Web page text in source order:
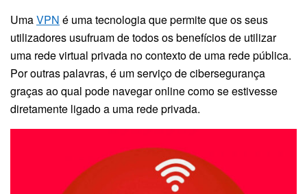
UmaVPN é uma tecnologia que permite que os seus
utilizadores usufruam de todos os benefícios de utilizar
uma rede virtual privada no contexto de uma rede pública.
Por outras palavras, é um serviço de cibersegurança
graças ao qual pode navegar online como se estivesse
diretamente ligado a uma rede privada.